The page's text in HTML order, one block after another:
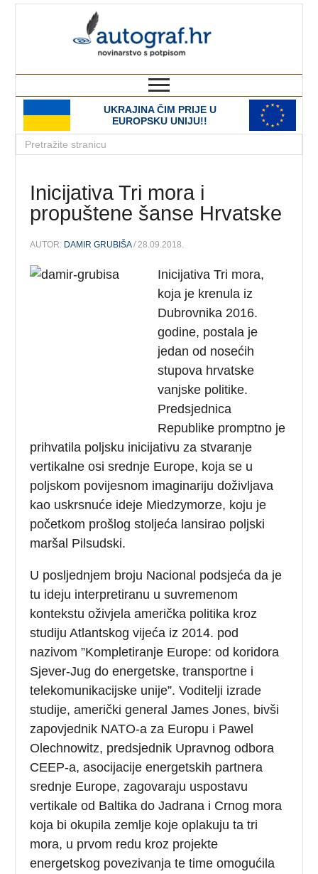
UKRAJINA ČIM PRIJE U
EUROPSKU UNIJU!!
Inicijativa Tri mora i
propuštene šanse Hrvatske
AUTOR: DAMIR GRUBIŠA/ 28.09.2018.
Inicijativa Tri mora,
koja je krenula iz
Dubrovnika 2016.
godine, postala je
jedan od nosećih
stupova hrvatske
vanjske politike.
Predsjednica
Republike promptno je
prihvatila poljsku inicijativu za stvaranje
vertikalne osi srednje Europe, koja se u
poljskom povijesnom imaginariju doživljava
kao uskrsnuće ideje Miedzymorze, koju je
početkom prošlog stoljeća lansirao poljski
maršal Pilsudski.
U posljednjem broju Nacional podsjeća da je
tu ideju interpretiranu u suvremenom
kontekstu oživjela američka politika kroz
studiju Atlantskog vijeća iz 2014. pod
nazivom ”Kompletiranje Europe: od koridora
Sjever-Jug do energetske, transportne i
telekomunikacijske unije”. Voditelji izrade
studije, američki general James Jones, bivši
zapovjednik NATO-a za Europu i Pawel
Olechnowitz, predsjednik Upravnog odbora
CEEP-a, asocijacije energetskih partnera
srednje Europe, zagovaraju uspostavu
vertikale od Baltika do Jadrana i Crnog mora
koja bi okupila zemlje koje oplakuju ta tri
mora, u prvom redu kroz projekte
energetskog povezivanja te time omogućila